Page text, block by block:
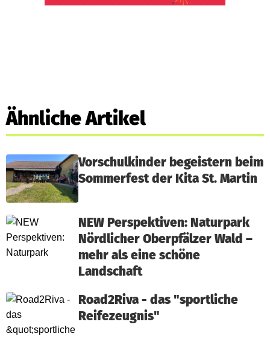
Ähnliche Artikel
Vorschulkinder begeistern beim
Sommerfest der Kita St. Martin
NEW Perspektiven: Naturpark
Nördlicher Oberpfälzer Wald –
mehr als eine schöne
Landschaft
Road2Riva - das "sportliche
Reifezeugnis"